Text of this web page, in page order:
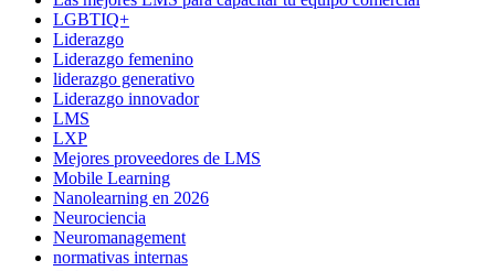
LGBTIQ+
Liderazgo
Liderazgo femenino
liderazgo generativo
Liderazgo innovador
LMS
LXP
Mejores proveedores de LMS
Mobile Learning
Nanolearning en 2026
Neurociencia
Neuromanagement
normativas internas